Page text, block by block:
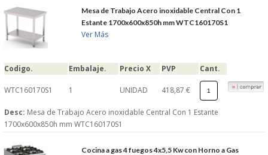
Mesa de Trabajo Acero inoxidable Central Con 1
Estante 1700x600x850h mm WTC160170S1
Ver Más
Codigo. Embalaje. Precio X PVP Cant.
WTC160170S1 1 UNIDAD 418,87 €
Desc: Mesa de Trabajo Acero inoxidable Central Con 1 Estante
1700x600x850h mm WTC160170S1
Cocina a gas 4 fuegos 4x5,5 Kw con Horno a Gas